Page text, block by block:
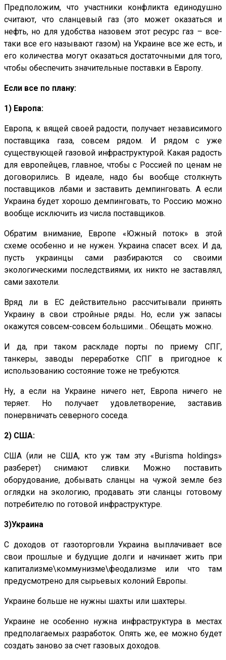
Предположим, что участники конфликта единодушно
считают, что сланцевый газ (это может оказаться и
нефть, но для удобства назовем этот ресурс газ – все-
таки все его называют газом) на Украине все же есть, и
его количества могут оказаться достаточными для того,
чтобы обеспечить значительные поставки в Европу.
Если все по плану:
1) Европа:
Европа, к вящей своей радости, получает независимого
поставщика газа, совсем рядом. И рядом с уже
существующей газовой инфраструктурой. Какая радость
для европейцев, главное, чтобы с Россией по ценам не
договорились. В идеале, надо бы вообще столкнуть
поставщиков лбами и заставить демпинговать. А если
Украина будет хорошо демпинговать, то Россию можно
вообще исключить из числа поставщиков.
Обратим внимание, Европе «Южный поток» в этой
схеме особенно и не нужен. Украина спасет всех. И да,
пусть украинцы сами разбираются со своими
экологическими последствиями, их никто не заставлял,
сами захотели.
Вряд ли в ЕС действительно рассчитывали принять
Украину в свои стройные ряды. Но, если уж запасы
окажутся совсем-совсем большими… Обещать можно.
И да, при таком раскладе порты по приему СПГ,
танкеры, заводы переработке СПГ в пригодное к
использованию состояние тоже не требуются.
Ну, а если на Украине ничего нет, Европа ничего не
теряет. Но получает удовлетворение, заставив
понервничать северного соседа.
2) США:
США (или не США, кто уж там эту «Burisma holdings»
разберет) снимают сливки. Можно поставить
оборудование, добывать сланцы на чужой земле без
оглядки на экологию, продавать эти сланцы готовому
потребителю по готовой инфраструктуре.
3)Украина
С доходов от газоторговли Украина выплачивает все
свои прошлые и будущие долги и начинает жить при
капитализме\коммунизме\феодализме или что там
предусмотрено для сырьевых колоний Европы.
Украине больше не нужны шахты или шахтеры.
Украине не особенно нужна инфраструктура в местах
предполагаемых разработок. Опять же, ее можно будет
создать заново за счет газовых доходов.